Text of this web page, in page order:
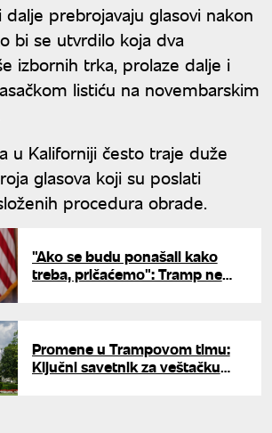
dalje prebrojavaju glasovi nakon
bi se utvrdilo koja dva
izbornih trka, prolaze dalje i
listiću na novembarskim
u Kaliforniji često traje duže
glasova koji su poslati
procedura obrade.
"Ako se budu ponašali kako
treba, pričaćemo": Tramp ne
Promene u Trampovom timu:
Ključni savetnik za veštačku